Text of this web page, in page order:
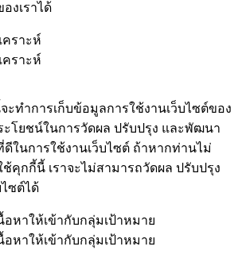
งเราได้
คราะห์
คราะห์
ะทำการเก็บข้อมูลการใช้งานเว็บไซต์ของ
ะโยชน์ในการวัดผล ปรับปรุง และพัฒนา
ในการใช้งานเว็บไซต์ ถ้าหากท่านไม่
ช้คุกกี้นี้ เราจะไม่สามารถวัดผล ปรับปรุง
ซต์ได้
อหาให้เข้ากับกลุ่มเป้าหมาย
อหาให้เข้ากับกลุ่มเป้าหมาย